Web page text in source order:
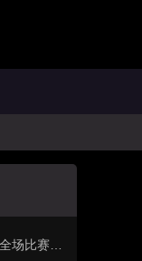
录像回放